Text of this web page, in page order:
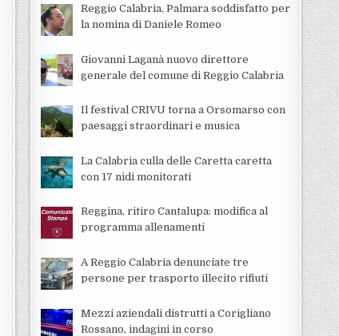
Reggio Calabria, Palmara soddisfatto per
la nomina di Daniele Romeo
Giovanni Laganà nuovo direttore
generale del comune di Reggio Calabria
Il festival CRIVU torna a Orsomarso con
paesaggi straordinari e musica
La Calabria culla delle Caretta caretta
con 17 nidi monitorati
Reggina, ritiro Cantalupa: modifica al
programma allenamenti
A Reggio Calabria denunciate tre
persone per trasporto illecito rifiuti
Mezzi aziendali distrutti a Corigliano
Rossano, indagini in corso